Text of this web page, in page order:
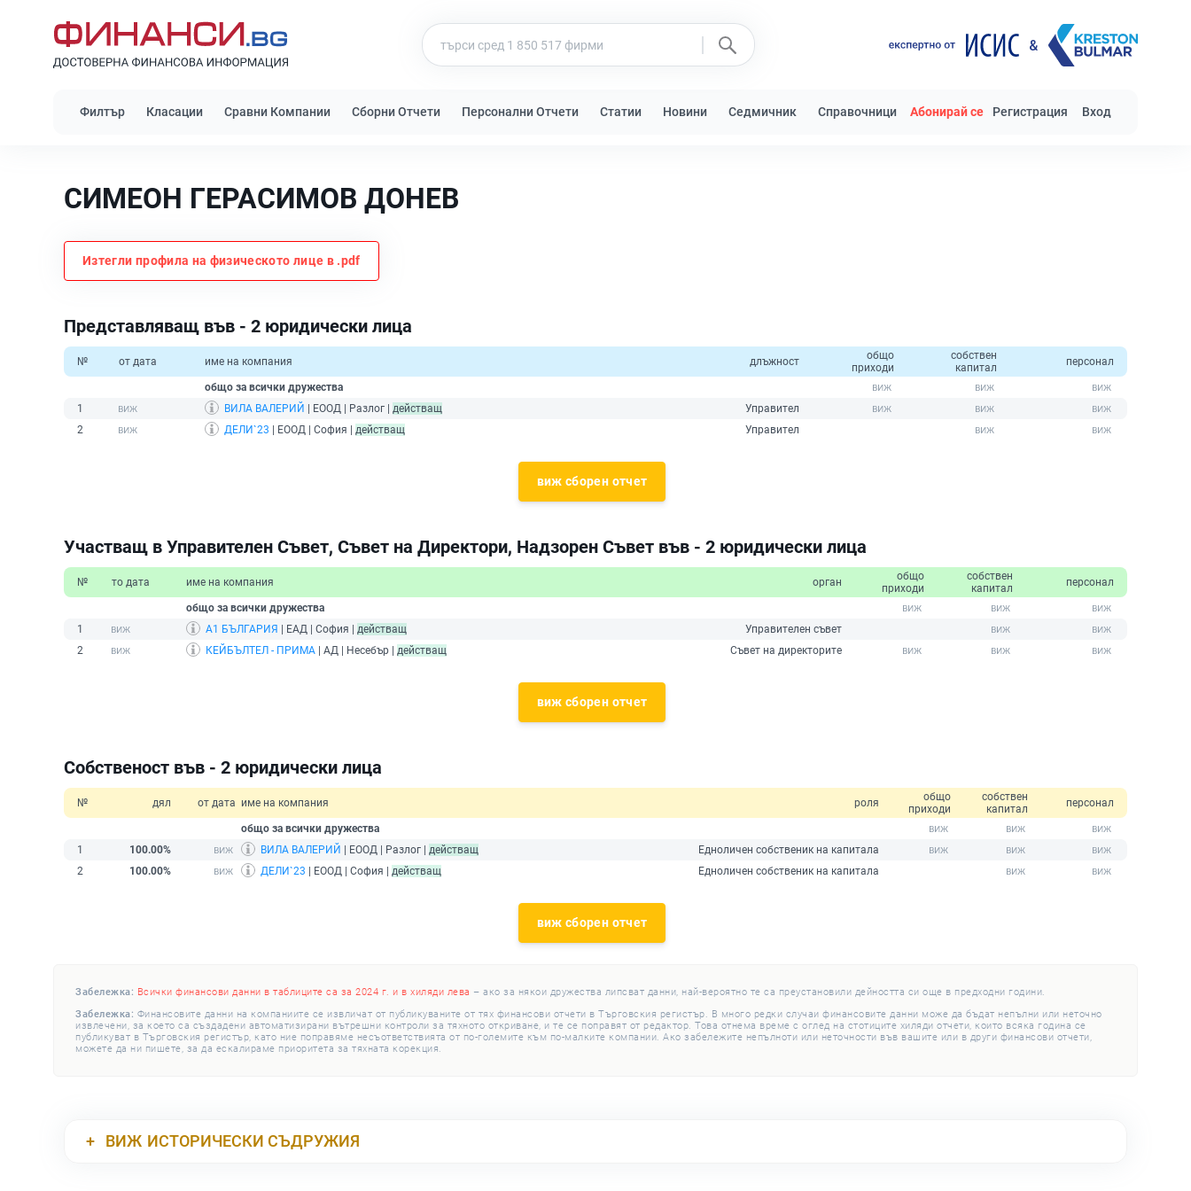
Филтър Класации Сравни Компании Сборни Отчети Персонални Отчети Статии Новини Седмичник Справочници Абонирай се Регистрация Вход
СИМЕОН ГЕРАСИМОВ ДОНЕВ
Изтегли профила на физическото лице в .pdf
Представляващ във - 2 юридически лица
№ от дата име на компания длъжност
общо
приходи
собствен
капитал
персонал
общо за всички дружества
1
ВИЛА ВАЛЕРИЙ | ЕООД | Разлог | действащ
Управител
2
ДЕЛИ`23 | ЕООД | София | действащ Управител
виж сборен отчет
Участващ в Управителен Съвет, Съвет на Директори, Надзорен Съвет във - 2 юридически лица
№ то дата име на компания орган
общо
приходи
собствен
капитал
персонал
общо за всички дружества
1
А1 БЪЛГАРИЯ | ЕАД | София | действащ
Управителен съвет
2
КЕЙБЪЛТЕЛ - ПРИМА | АД | Несебър | действащ Съвет на директорите
виж сборен отчет
Собственост във - 2 юридически лица
№ дял от дата име на компания роля
общо
приходи
собствен
капитал
персонал
общо за всички дружества
1
100.00% ВИЛА ВАЛЕРИЙ | ЕООД | Разлог | действащ
Едноличен собственик на капитала
2
100.00% ДЕЛИ`23 | ЕООД | София | действащ Едноличен собственик на капитала
виж сборен отчет
Забележка: Всички финансови данни в таблиците са за 2024 г. и в хиляди лева – ако за някои дружества липсват данни, най-вероятно те са преустановили дейността си още в предходни години.
Забележка: Финансовите данни на компаниите се извличат от публикуваните от тях финансови отчети в Търговския регистър. В много редки случаи финансовите данни може да бъдат непълни или неточно
извлечени, за което са създадени автоматизирани вътрешни контроли за тяхното откриване, и те се поправят от редактор. Това отнема време с оглед на стотиците хиляди отчети, които всяка година се
публикуват в Търговския регистър, като ние поправяме несъответствията от по-големите към по-малките компании. Ако забележите непълноти или неточности във вашите или в други финансови отчети,
можете да ни пишете, за да ескалираме приоритета за тяхната корекция.
ВИЖ ИСТОРИЧЕСКИ СЪДРУЖИЯ